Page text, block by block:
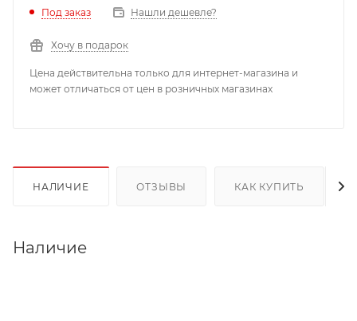
Под заказ Нашли дешевле?
Хочу в подарок
Цена действительна только для интернет-магазина и
может отличаться от цен в розничных магазинах
НАЛИЧИЕ ОТЗЫВЫ КАК КУПИТЬ
Наличие